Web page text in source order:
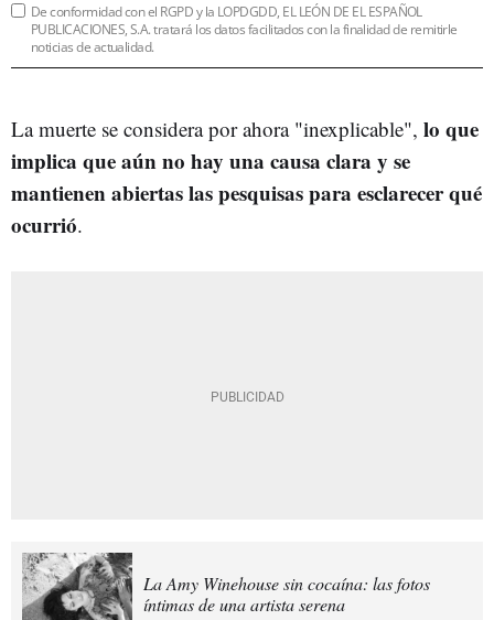
De conformidad con el RGPD y la LOPDGDD, EL LEÓN DE EL ESPAÑOL
PUBLICACIONES, S.A. tratará los datos facilitados con la finalidad de remitirle
noticias de actualidad.
La muerte se considera por ahora "inexplicable", lo que
implica que aún no hay una causa clara y se
mantienen abiertas las pesquisas para esclarecer qué
ocurrió.
La Amy Winehouse sin cocaína: las fotos
íntimas de una artista serena